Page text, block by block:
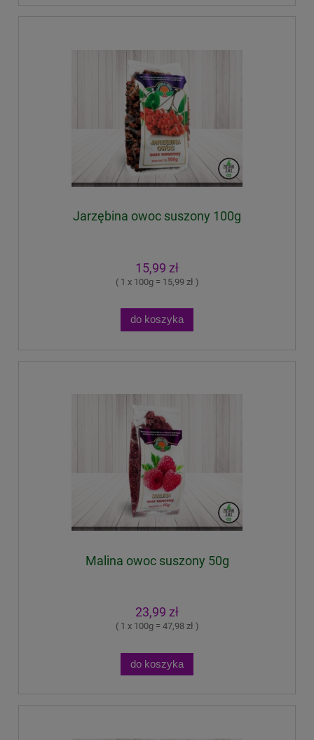
Jarzębina owoc suszony 100g
15,99 zł
( 1 x 100g = 15,99 zł )
do koszyka
Malina owoc suszony 50g
23,99 zł
( 1 x 100g = 47,98 zł )
do koszyka